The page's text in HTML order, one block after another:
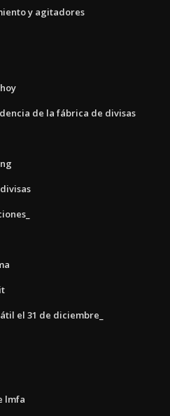
y agitadores
de la fábrica de divisas
el 31 de diciembre_
lmfa